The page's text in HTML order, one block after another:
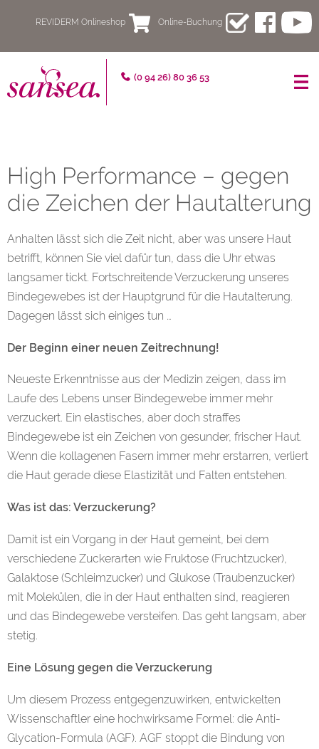
REVIDERM Onlineshop Online-Buchung
sansea
–
für
schöne
und
gesunde
Haut
(0 94 26) 80 36 53
High Performance – gegen
die Zeichen der Hautalterung
Anhalten lässt sich die Zeit nicht, aber was unsere Haut
betrifft, können Sie viel dafür tun, dass die Uhr etwas
langsamer tickt. Fortschreitende Verzuckerung unseres
Bindegewebes ist der Hauptgrund für die Hautalterung.
Dagegen lässt sich einiges tun …
Der Beginn einer neuen Zeitrechnung!
Neueste Erkenntnisse aus der Medizin zeigen, dass im
Laufe des Lebens unser Bindegewebe immer mehr
verzuckert. Ein elastisches, aber doch straffes
Bindegewebe ist ein Zeichen von gesunder, frischer Haut.
Wenn die kollagenen Fasern immer mehr erstarren, verliert
die Haut gerade diese Elastizität und Falten entstehen.
Was ist das: Verzuckerung?
Damit ist ein Vorgang in der Haut gemeint, bei dem
verschiedene Zuckerarten wie Fruktose (Fruchtzucker),
Galaktose (Schleimzucker) und Glukose (Traubenzucker)
mit Molekülen, die in der Haut enthalten sind, reagieren
und das Bindegewebe versteifen. Das geht langsam, aber
stetig.
Eine Lösung gegen die Verzuckerung
Um diesem Prozess entgegenzuwirken, entwickelten
Wissenschaftler eine hochwirksame Formel: die Anti-
Glycation-Formula (AGF). AGF stoppt die Bindung von